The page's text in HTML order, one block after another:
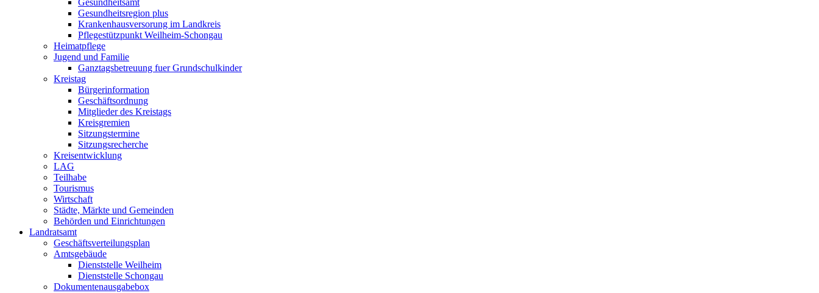
Gesundheitsamt
Gesundheitsregion plus
Krankenhausversorung im Landkreis
Pflegestützpunkt Weilheim-Schongau
Heimatpflege
Jugend und Familie
Ganztagsbetreuung fuer Grundschulkinder
Kreistag
Bürgerinformation
Geschäftsordnung
Mitglieder des Kreistags
Kreisgremien
Sitzungstermine
Sitzungsrecherche
Kreisentwicklung
LAG
Teilhabe
Tourismus
Wirtschaft
Städte, Märkte und Gemeinden
Behörden und Einrichtungen
Landratsamt
Geschäftsverteilungsplan
Amtsgebäude
Dienststelle Weilheim
Dienststelle Schongau
Dokumentenausgabebox